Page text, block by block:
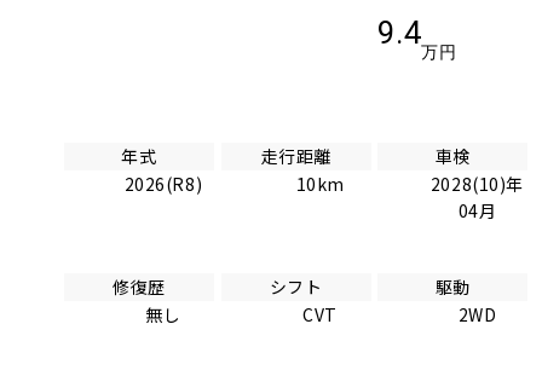
9.4
万円
年式
2026(R8)
走行距離
10km
車検
2028(10)年
04月
修復歴
無し
シフト
CVT
駆動
2WD